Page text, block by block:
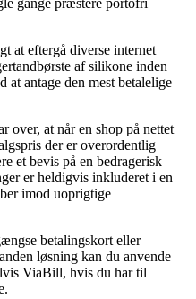
at eftergå diverse internet
af silikone inden
at antage den mest betalelige
over, at når en shop på nettet
der er overordentlig
et bevis på en bedragerisk
er heldigvis inkluderet i en
imod uoprigtige
betalingskort eller
løsning kan du anvende
ViaBill, hvis du har til